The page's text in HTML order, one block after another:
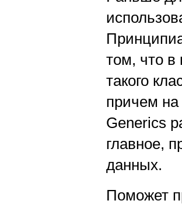
том, что в
такого
причем на
Generics
главное,
данных.
Поможет